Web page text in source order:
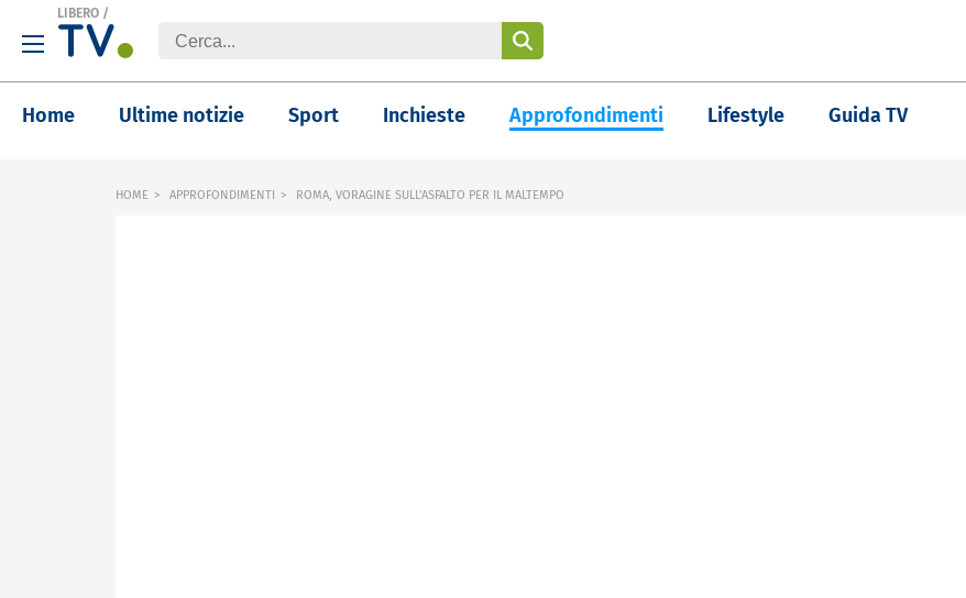
LIBERO /
Home Ultime notizie Sport Inchieste Approfondimenti Lifestyle Guida TV
HOME APPROFONDIMENTI ROMA, VORAGINE SULL'ASFALTO PER IL MALTEMPO